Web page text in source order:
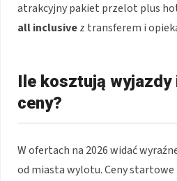
atrakcyjny pakiet przelot plus
all inclusivez transferem i
Ile kosztują wyjazdy
ceny?
W ofertach na 2026 widać
od miasta wylotu. Ceny startowe